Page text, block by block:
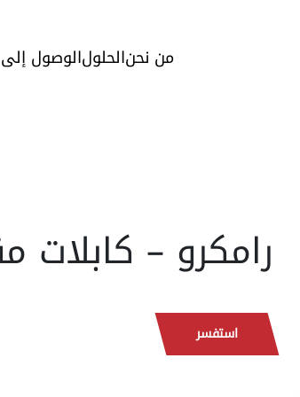
من نحنالحلولالوصول
رامكرو – كابلات
استفسر